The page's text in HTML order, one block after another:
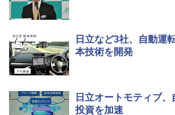
日立など3社、自動運
本技術を開発
日立オートモティブ
投資を加速